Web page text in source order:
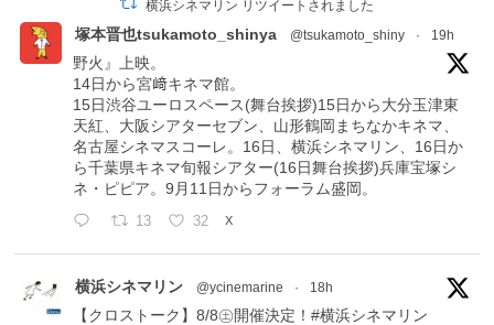
横浜シネマリン リツイートされました
塚本晋也tsukamoto_shinya @tsukamoto_shiny · 19h
野火』上映。
14日から宮﨑キネマ館。
15日渋谷ユーロスペース(舞台挨拶)15日から大分玉津東
天紅、大阪シアターセブン、山形鶴岡まちなかキネマ、
名古屋シネマスコーレ。16日、横浜シネマリン、16日か
ら千葉県キネマ旬報シアター(16日舞台挨拶)兵庫宝塚シ
ネ・ピピア。9月11日からフォーラム盛岡。
13 32 X
横浜シネマリン @ycinemarine · 18h
【クロストーク】8/8㊏開催決定！#横浜シネマリン